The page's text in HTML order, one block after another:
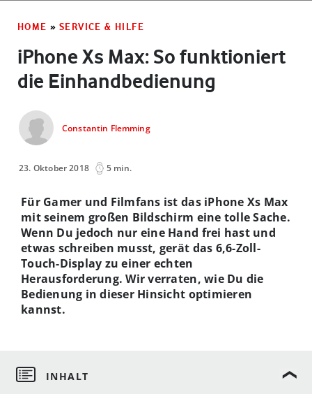
HOME » SERVICE & HILFE
iPhone Xs Max: So funktioniert
die Einhandbedienung
Constantin Flemming
23. Oktober 2018 5 min.
Für Gamer und Filmfans ist das iPhone Xs Max
mit seinem großen Bildschirm eine tolle Sache.
Wenn Du jedoch nur eine Hand frei hast und
etwas schreiben musst, gerät das 6,6-Zoll-
Touch-Display zu einer echten
Herausforderung. Wir verraten, wie Du die
Bedienung in dieser Hinsicht optimieren
kannst.